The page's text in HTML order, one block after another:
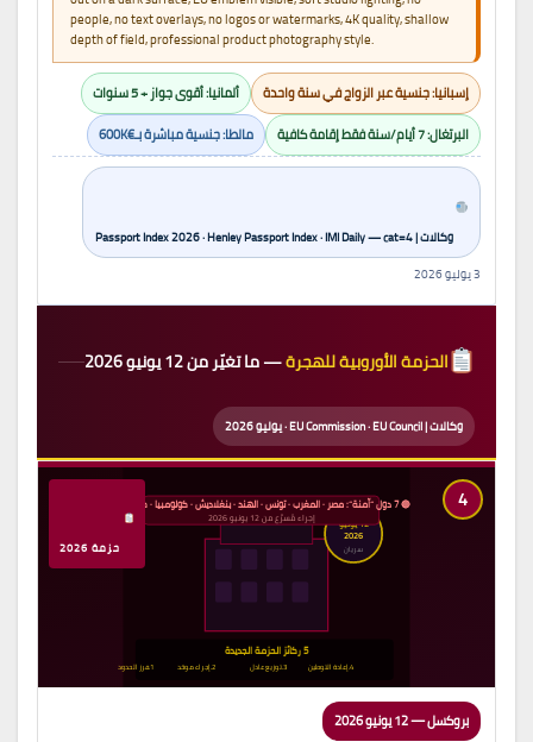
people, no text overlays, no logos or watermarks, 4K quality, shallow
depth of field, professional product photography style.
إسبانيا: جنسية عبر الزواج في سنة واحدة
ألمانيا: أقوى جواز + 5 سنوات
البرتغال: 7 أيام/سنة فقط إقامة كافية
مالطا: جنسية مباشرة بـ€600K
وكالات | Passport Index 2026 · Henley Passport Index · IMI Daily — cat=4
3 يوليو 2026
الحزمة الأوروبية للهجرة— ما تغيّر من 12 يونيو 2026
وكالات | EU Commission · EU Council · يوليو 2026
12 يونيو
2026
سريان
5 ركائز الحزمة الجديدة
1.فرز الحدود 2.إجراء موحّد 3.توزيع عادل 4.إعادة التوطين
🔴 7 دول “آمنة”: مصر · المغرب · تونس · الهند · بنغلاديش · كولومبيا · كوسوفو
إجراء مُسرَّع من 12 يونيو 2026
4
حزمة 2026
بروكسل — 12 يونيو 2026